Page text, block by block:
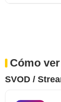
Cómo
SVOD /